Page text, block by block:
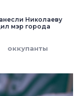
Николаеву
мэр города
оккупанты